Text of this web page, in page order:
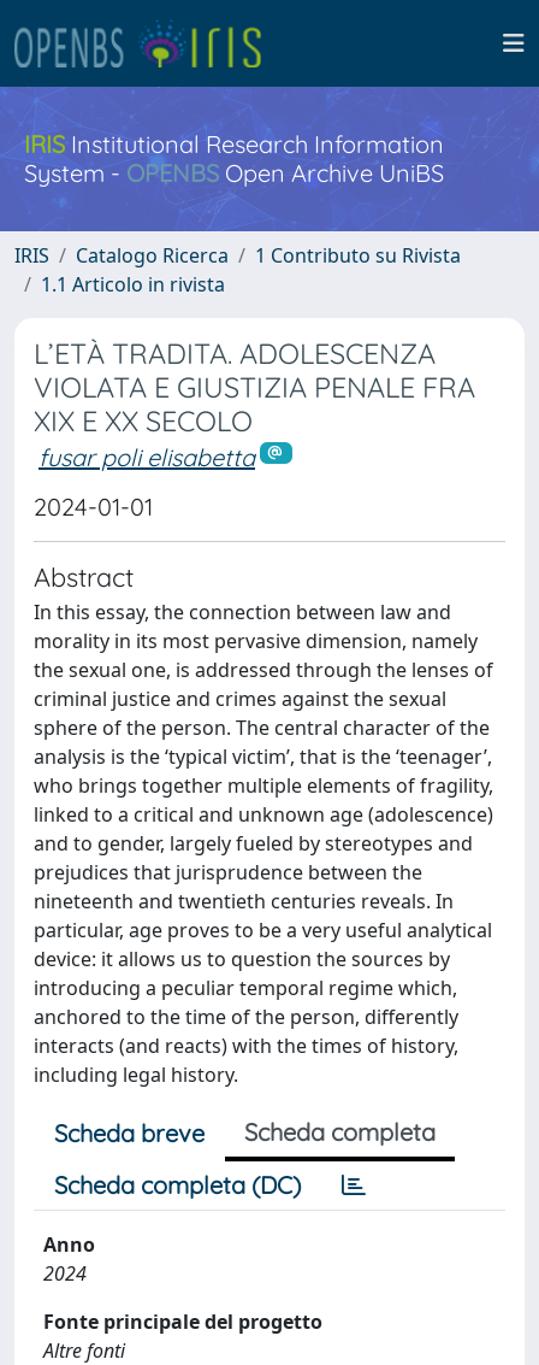
IRISInstitutional Research Information
System - OPENBS Open Archive UniBS
IRIS Catalogo Ricerca
1 Contributo su Rivista
1.1 Articolo in rivista
L’ETÀ TRADITA. ADOLESCENZA
VIOLATA E GIUSTIZIA PENALE FRA
XIX E XX SECOLO
fusar poli elisabetta
2024-01-01
Abstract
In this essay, the connection between law and
morality in its most pervasive dimension, namely
the sexual one, is addressed through the lenses of
criminal justice and crimes against the sexual
sphere of the person. The central character of the
analysis is the ‘typical victim’, that is the ‘teenager’,
who brings together multiple elements of fragility,
linked to a critical and unknown age (adolescence)
and to gender, largely fueled by stereotypes and
prejudices that jurisprudence between the
nineteenth and twentieth centuries reveals. In
particular, age proves to be a very useful analytical
device: it allows us to question the sources by
introducing a peculiar temporal regime which,
anchored to the time of the person, differently
interacts (and reacts) with the times of history,
including legal history.
Scheda breve
Scheda completa
Scheda completa (DC)
Anno
2024
Fonte principale del progetto
Altre fonti